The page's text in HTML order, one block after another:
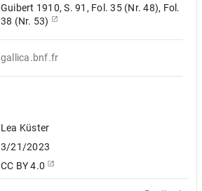
Guibert 1910, S. 91, Fol. 35 (Nr. 48), Fol.
38 (Nr. 53)
gallica.bnf.fr
Lea Küster
3/21/2023
CC BY 4.0